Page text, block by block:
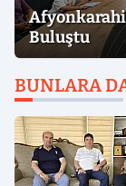
Buluştu
BUNLARA